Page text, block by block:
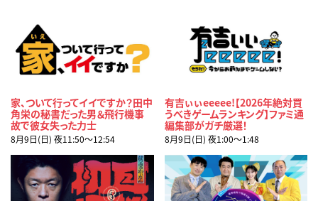
家、ついて行ってイイですか？田中
角栄の秘書だった男＆飛行機事
故で彼女失った力士
8月9日(日) 夜11:50〜12:54
有吉ぃぃeeeee!【2026年絶対買
うべきゲームランキング】ファミ通
編集部がガチ厳選！
8月9日(日) 夜1:00〜1:48